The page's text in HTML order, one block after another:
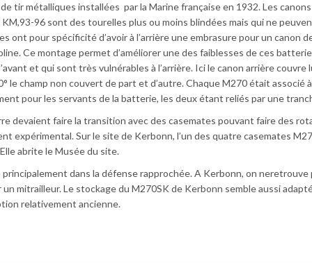
tir métalliques installées par la Marine française en 1932. Les
96 sont des tourelles plus ou moins blindées mais qui ne
ont pour spécificité d’avoir à l’arrière une embrasure pour un canon
Ce montage permet d’améliorer une des faiblesses de ces
et qui sont très vulnérables à l’arrière. Ici le canon arrière couvre
le champ non couvert de part et d’autre. Chaque M270 était associé
pour les servants de la batterie, les deux étant reliés par une
devaient faire la transition avec des casemates pouvant faire des
expérimental. Sur le site de Kerbonn, l’un des quatre casemates
abrite le Musée du site.
dans la défense rapprochée. A Kerbonn, on neretrouve
mitrailleur. Le stockage du M270SK de Kerbonn semble aussi
relativement ancienne.